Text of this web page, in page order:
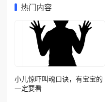
热门内容
小儿惊吓叫魂口诀，有宝宝的
一定要看